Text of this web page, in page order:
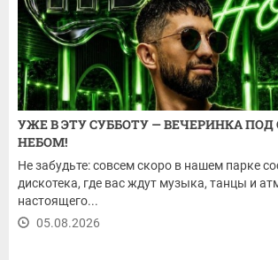
УЖЕ В ЭТУ СУББОТУ — ВЕЧЕРИНКА
НЕБОМ!
Не забудьте: совсем скоро в нашем парке
дискотека, где вас ждут музыка, танцы и
настоящего...
05.08.2026